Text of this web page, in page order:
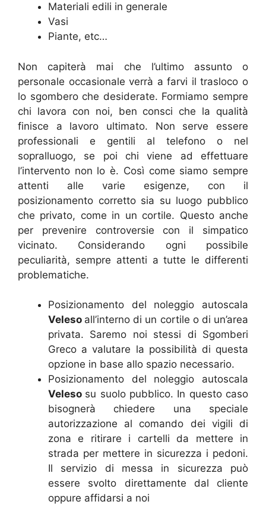
Materiali edili in generale
Vasi
Piante, etc…
Non capiterà mai che l’ultimo assunto o
personale occasionale verrà a farvi il trasloco o
lo sgombero che desiderate. Formiamo sempre
chi lavora con noi, ben consci che la qualità
finisce a lavoro ultimato. Non serve essere
professionali e gentili al telefono o nel
sopralluogo, se poi chi viene ad effettuare
l’intervento non lo è. Così come siamo sempre
attenti alle varie esigenze, con il
posizionamento corretto sia su luogo pubblico
che privato, come in un cortile. Questo anche
per prevenire controversie con il simpatico
vicinato. Considerando ogni possibile
peculiarità, sempre attenti a tutte le differenti
problematiche.
Posizionamento del noleggio autoscala
Veleso all’interno di un cortile o di un’area
privata. Saremo noi stessi di Sgomberi
Greco a valutare la possibilità di questa
opzione in base allo spazio necessario.
Posizionamento del noleggio autoscala
Veleso su suolo pubblico. In questo caso
bisognerà chiedere una speciale
autorizzazione al comando dei vigili di
zona e ritirare i cartelli da mettere in
strada per mettere in sicurezza i pedoni.
Il servizio di messa in sicurezza può
essere svolto direttamente dal cliente
oppure affidarsi a noi